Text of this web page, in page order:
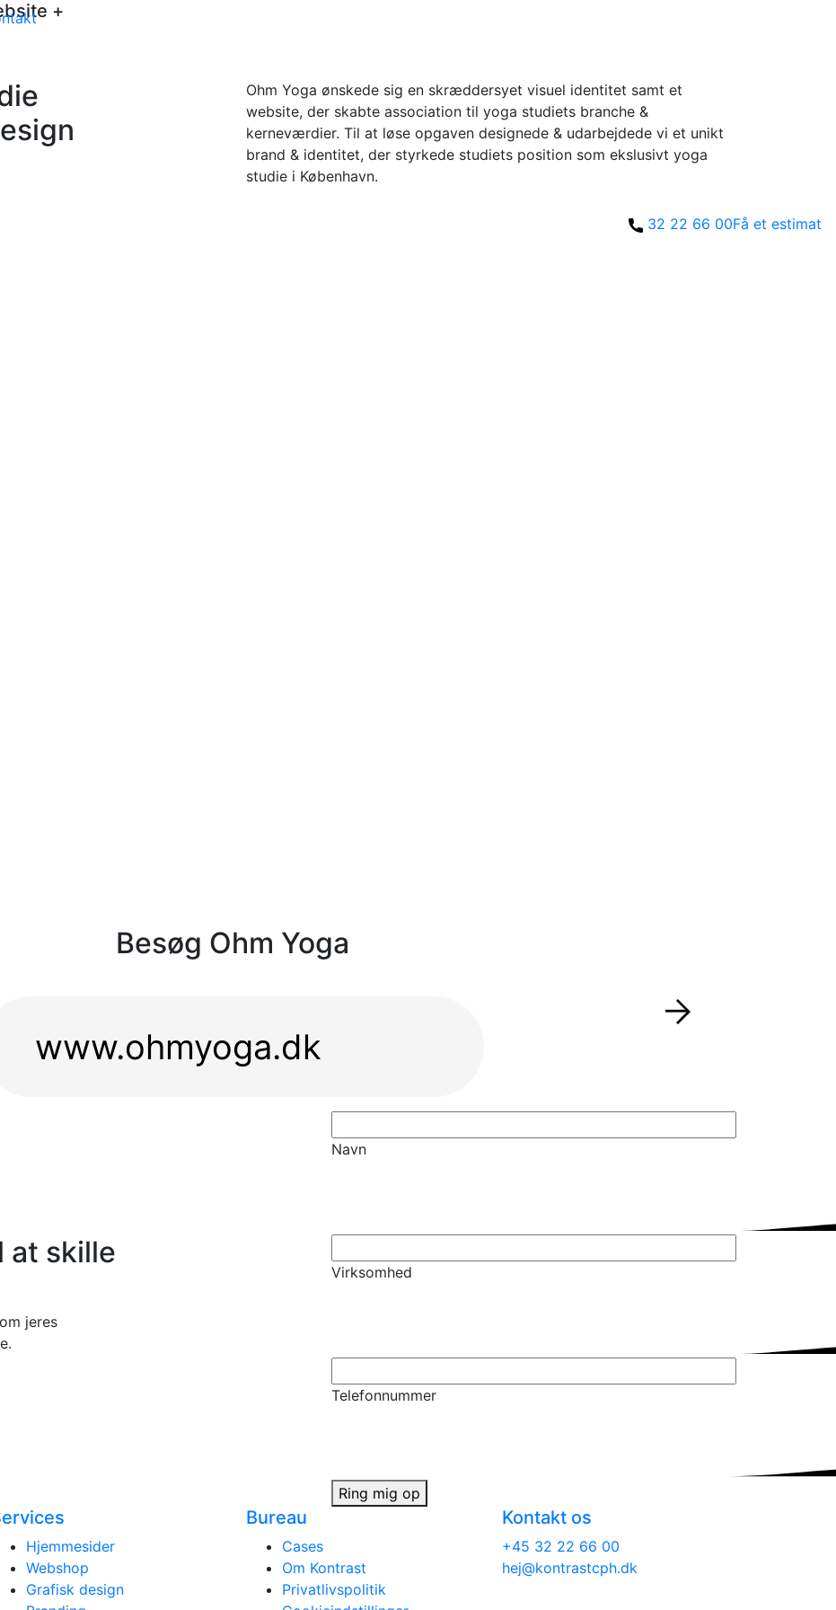
Få et estimat
32 22 66 00
+
Ohm Yoga ønskede sig en skræddersyet visuel identitet samt et
website, der skabte association til yoga studiets branche &
kerneværdier. Til at løse opgaven designede & udarbejdede vi et unikt
brand & identitet, der styrkede studiets position som ekslusivt yoga
studie i København.
Besøg Ohm Yoga
www.ohmyoga.dk
at skille
jeres
Navn
Virksomhed
Telefonnummer
Ring mig op
Hjemmesider
Webshop
Grafisk design
Bureau
Cases
Om Kontrast
Privatlivspolitik
Kontakt os
+45 32 22 66 00
hej@kontrastcph.dk